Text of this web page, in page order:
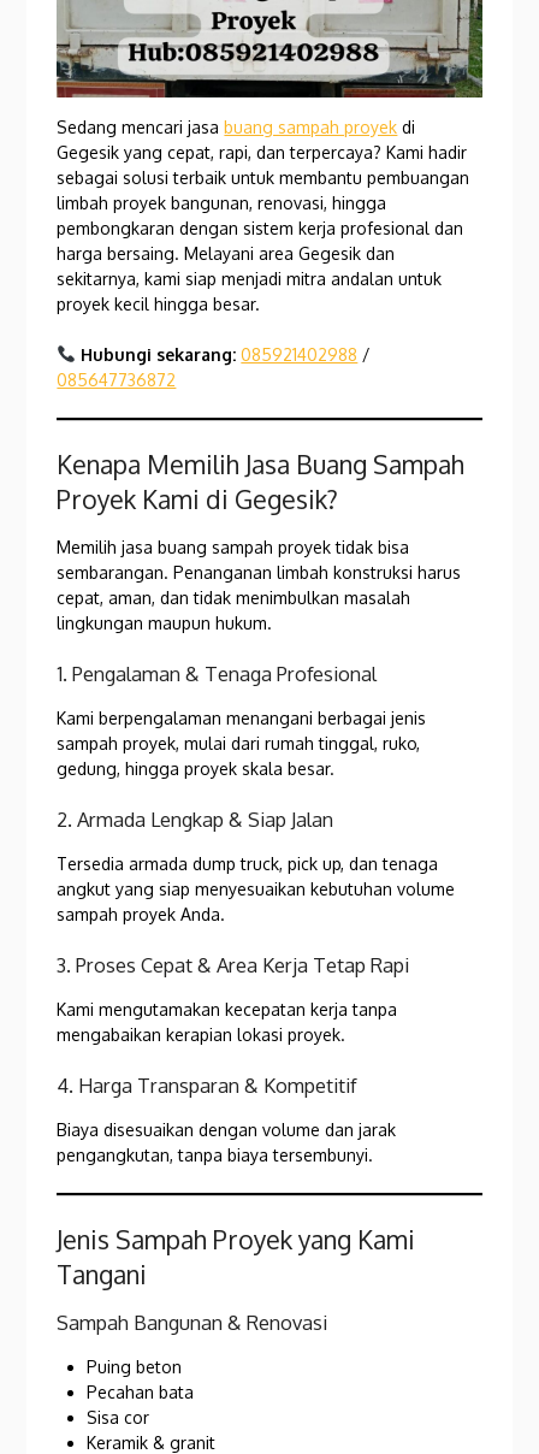
Sedang mencari jasabuang sampah proyek di
Gegesik yang cepat, rapi, dan terpercaya? Kami hadir
sebagai solusi terbaik untuk membantu pembuangan
limbah proyek bangunan, renovasi, hingga
pembongkaran dengan sistem kerja profesional dan
harga bersaing. Melayani area Gegesik dan
sekitarnya, kami siap menjadi mitra andalan untuk
proyek kecil hingga besar.
Hubungi sekarang: 085921402988 /
085647736872
Kenapa Memilih Jasa Buang Sampah
Proyek Kami di Gegesik?
Memilih jasa buang sampah proyek tidak bisa
sembarangan. Penanganan limbah konstruksi harus
cepat, aman, dan tidak menimbulkan masalah
lingkungan maupun hukum.
1. Pengalaman & Tenaga Profesional
Kami berpengalaman menangani berbagai jenis
sampah proyek, mulai dari rumah tinggal, ruko,
gedung, hingga proyek skala besar.
2. Armada Lengkap & Siap Jalan
Tersedia armada dump truck, pick up, dan tenaga
angkut yang siap menyesuaikan kebutuhan volume
sampah proyek Anda.
3. Proses Cepat & Area Kerja Tetap Rapi
Kami mengutamakan kecepatan kerja tanpa
mengabaikan kerapian lokasi proyek.
4. Harga Transparan & Kompetitif
Biaya disesuaikan dengan volume dan jarak
pengangkutan, tanpa biaya tersembunyi.
Jenis Sampah Proyek yang Kami
Tangani
Sampah Bangunan & Renovasi
Puing beton
Pecahan bata
Sisa cor
Keramik & granit